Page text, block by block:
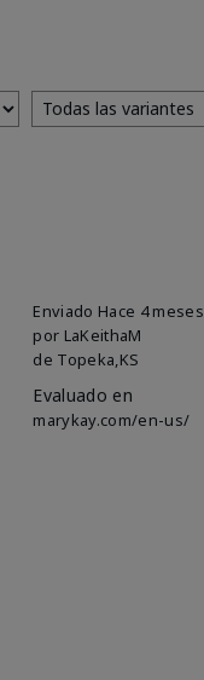
Enviado Hace 4 meses
por LaKeithaM
de Topeka,KS
Evaluado en
marykay.com/en-us/